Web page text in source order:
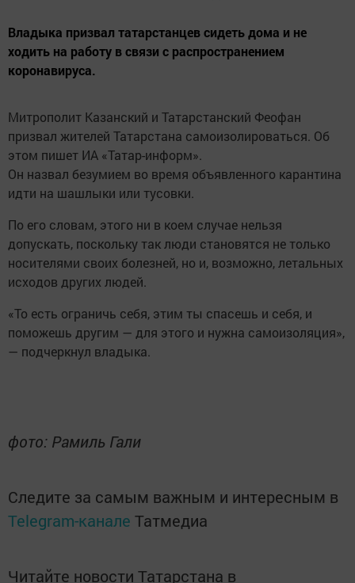
Владыка призвал татарстанцев сидеть дома и не
ходить на работу в связи с распространением
коронавируса.
Митрополит Казанский и Татарстанский Феофан
призвал жителей Татарстана самоизолироваться. Об
этом пишет ИА «Татар-информ».
Он назвал безумием во время объявленного карантина
идти на шашлыки или тусовки.
По его словам, этого ни в коем случае нельзя
допускать, поскольку так люди становятся не только
носителями своих болезней, но и, возможно, летальных
исходов других людей.
«То есть ограничь себя, этим ты спасешь и себя, и
поможешь другим — для этого и нужна самоизоляция»,
— подчеркнул владыка.
фото: Рамиль Гали
Следите за самым важным и интересным в
Telegram-канале Татмедиа
Читайте новости Татарстана в